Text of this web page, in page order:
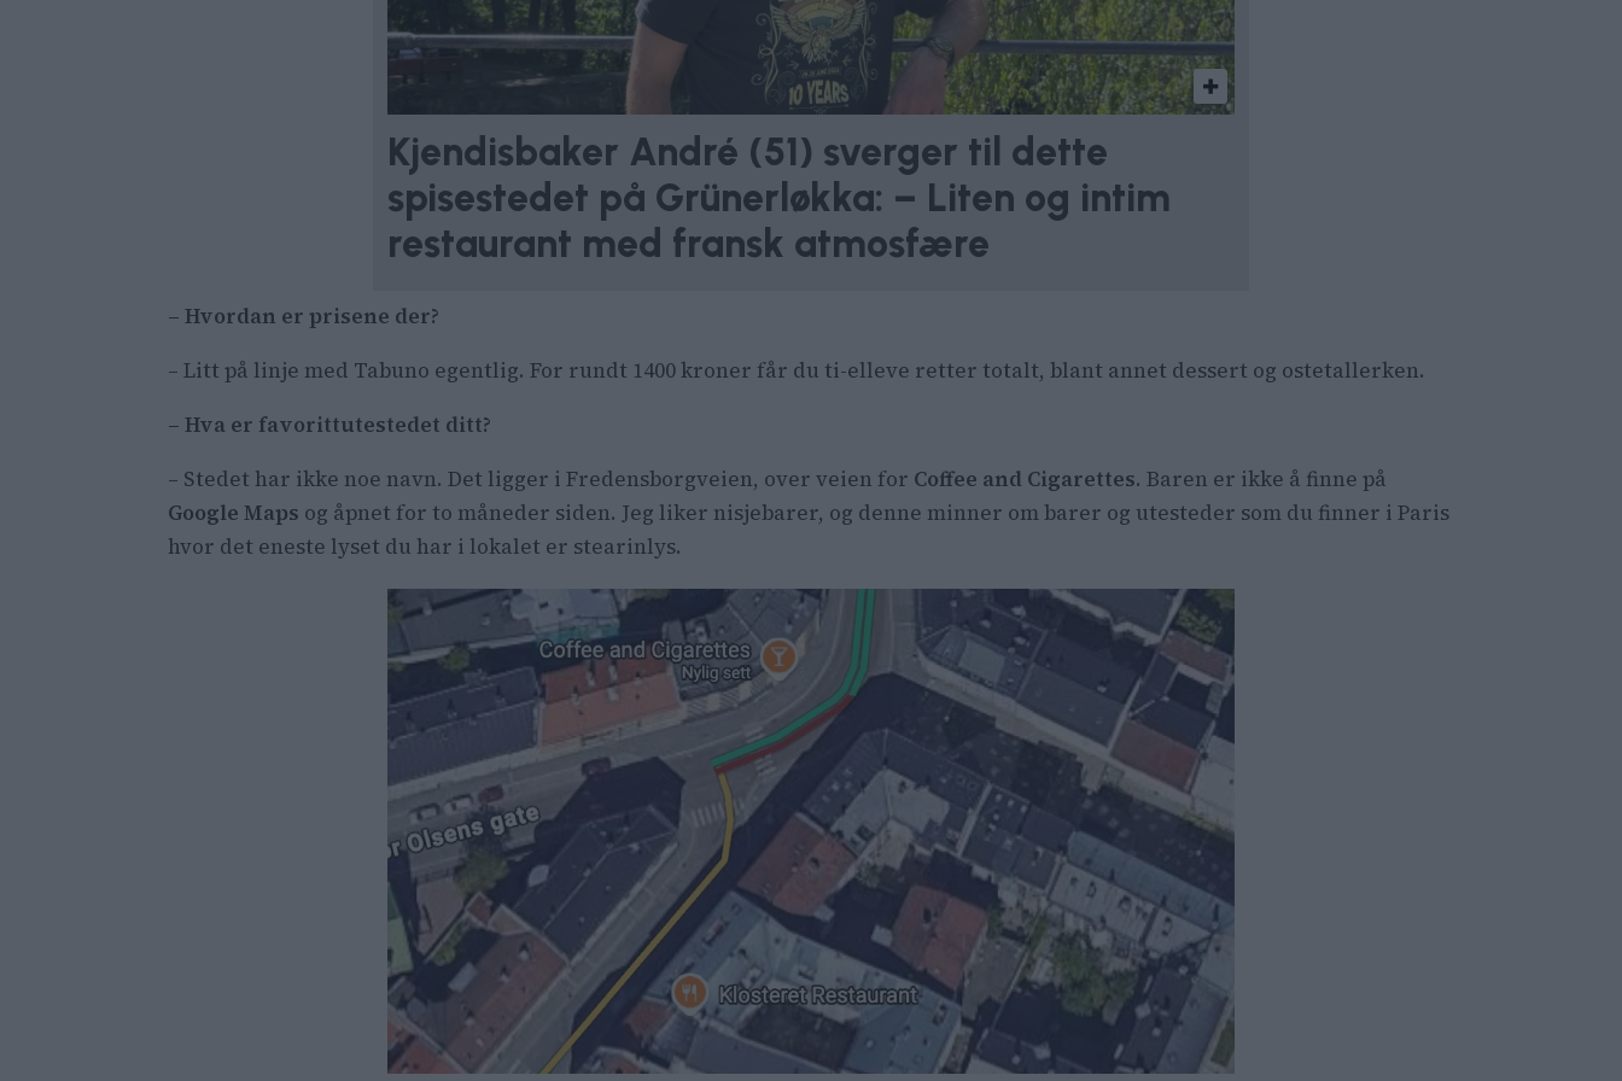
Kjendisbaker André (51) sverger til dette
spisestedet på Grünerløkka: – Liten og intim
restaurant med fransk atmosfære
– Hvordan er prisene der?
– Litt på linje med Tabuno egentlig. For rundt 1400 kroner får du ti-elleve retter totalt, blant annet dessert og ostetallerken.
– Hva er favorittutestedet ditt?
– Stedet har ikke noe navn. Det ligger i Fredensborgveien, over veien for Coffee and Cigarettes. Baren er ikke å finne på
Google Maps og åpnet for to måneder siden. Jeg liker nisjebarer, og denne minner om barer og utesteder som du finner i Paris
hvor det eneste lyset du har i lokalet er stearinlys.